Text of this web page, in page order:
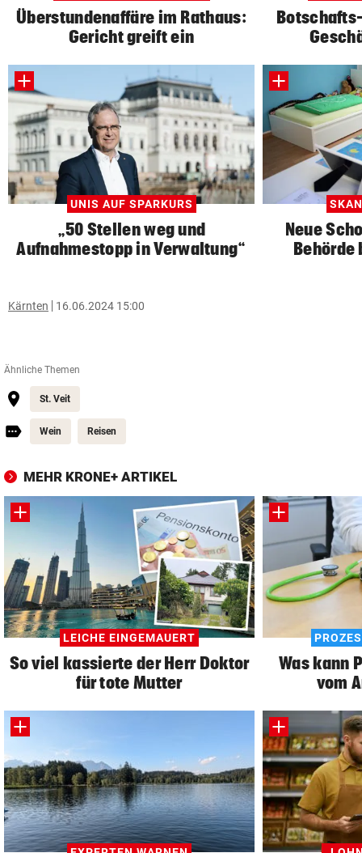
Überstundenaffäre im Rathaus:
Gericht greift ein
UNIS AUF SPARKURS
„50 Stellen weg und
Aufnahmestopp in Verwaltung“
Neue
Behörde
Kärnten 16.06.2024 15:00
Ähnliche Themen
St. Veit
Wein Reisen
MEHR KRONE+ ARTIKEL
LEICHE EINGEMAUERT
So viel kassierte der Herr Doktor
für tote Mutter
Was kann
vom